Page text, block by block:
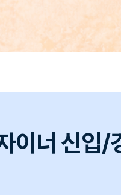
이너 신입/